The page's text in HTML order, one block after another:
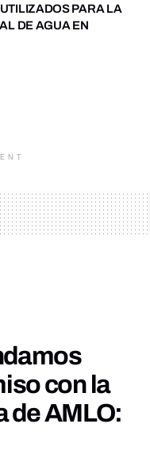
PARA LA
DE AGUA EN
con la
de AMLO: